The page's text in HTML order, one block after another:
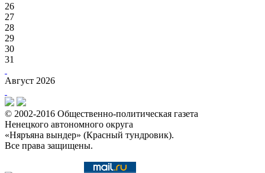
26
27
28
29
30
31
Август 2026
© 2002-2016 Общественно-политическая газета
Ненецкого автономного округа
«Няръяна вындер» (Красный тундровик).
Все права защищены.